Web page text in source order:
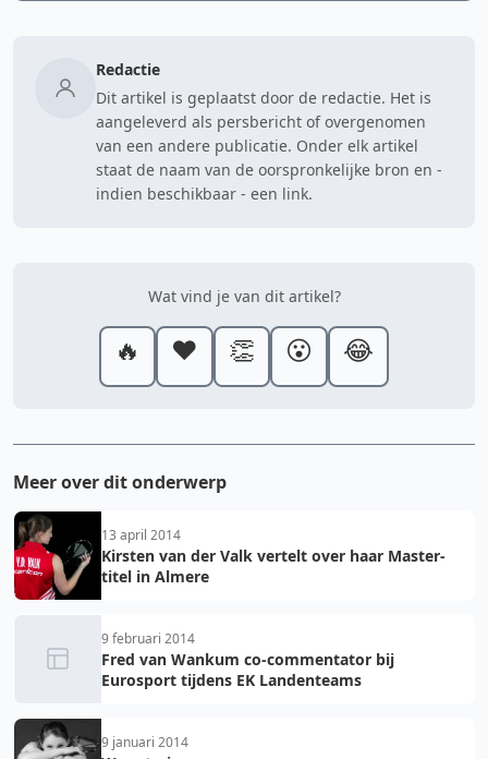
Redactie
Dit artikel is geplaatst door de redactie. Het is
aangeleverd als persbericht of overgenomen
van een andere publicatie. Onder elk artikel
staat de naam van de oorspronkelijke bron en -
indien beschikbaar - een link.
Wat vind je van dit artikel?
🔥 ❤️ 👏 😮 😂
Meer over dit onderwerp
13 april 2014
Kirsten van der Valk vertelt over haar Master-
titel in Almere
9 februari 2014
Fred van Wankum co-commentator bij
Eurosport tijdens EK Landenteams
9 januari 2014